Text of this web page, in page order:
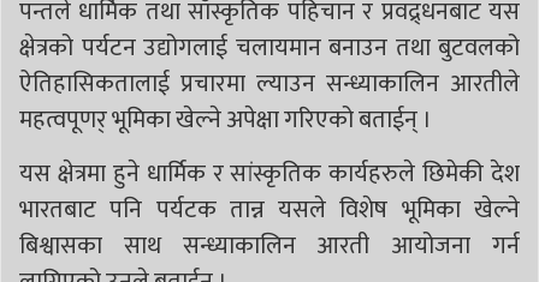
पन्तले धार्मिक तथा साँस्कृतिक पहिचान र प्रवद्र्धनबाट यस
क्षेत्रको पर्यटन उद्योगलाई चलायमान बनाउन तथा बुटवलको
ऐतिहासिकतालाई प्रचारमा ल्याउन सन्ध्याकालिन आरतीले
महत्वपूणर् भूमिका खेल्ने अपेक्षा गरिएको बताईन् ।
यस क्षेत्रमा हुने धार्मिक र सांस्कृतिक कार्यहरुले छिमेकी देश
भारतबाट पनि पर्यटक तान्न यसले विशेष भूमिका खेल्ने
बिश्वासका साथ सन्ध्याकालिन आरती आयोजना गर्न